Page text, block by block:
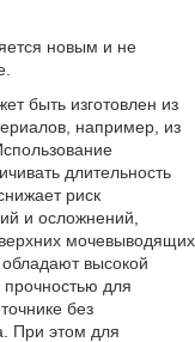
новым и не
быть изготовлен из
например, из
длительность
риск
и осложнений,
мочевыводящих
высокой
прочностью для
без
При этом для